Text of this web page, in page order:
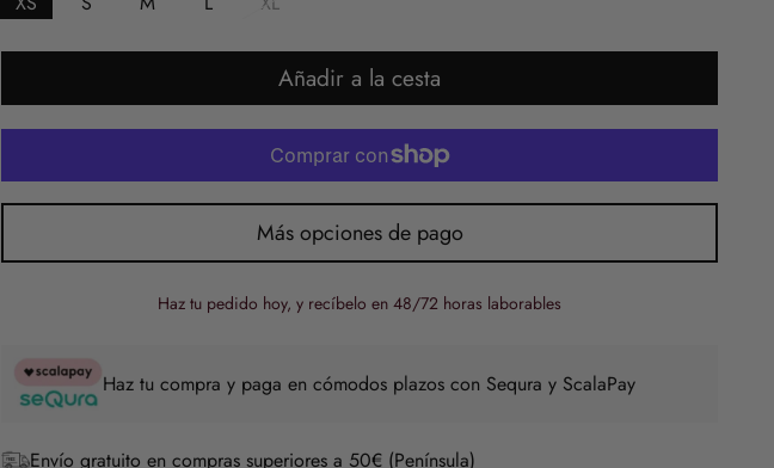
Añadir a la cesta
Más opciones de pago
Haz tu pedido hoy, y recíbelo en 48/72 horas laborables
Haz tu compra y paga en cómodos plazos con Sequra y ScalaPay
Envío gratuito en compras superiores a 50€ (Península)